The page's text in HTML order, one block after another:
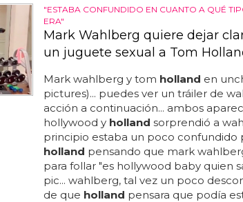
"ESTABA CONFUNDIDO EN CUANTO A QUÉ
ERA"
Mark Wahlberg quiere dejar
un juguete sexual a Tom
Mark wahlberg y tom holland en
pictures)... puedes ver un tráiler de
acción a continuación... ambos
hollywood y holland sorprendió a
principio estaba un poco confundido
holland pensando que mark
para follar "es hollywood baby quien
pic... wahlberg, tal vez un poco
de que holland pensara que podía